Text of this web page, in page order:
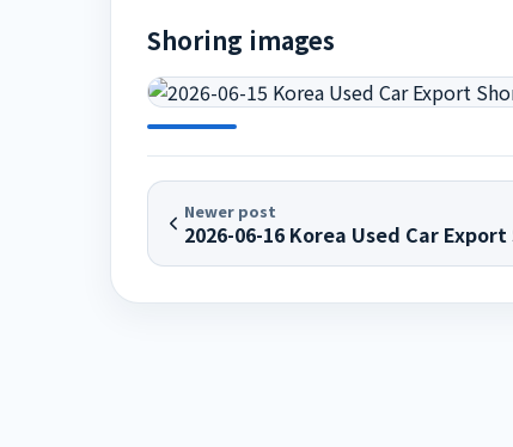
Shoring images
Newer post
2026-06-16 Korea Used Car